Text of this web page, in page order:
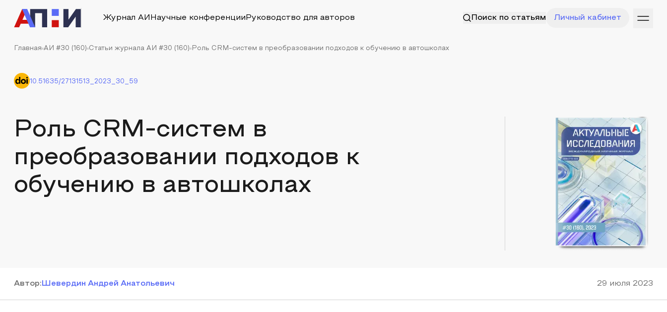
Журнал АИ Научные конференции Руководство для авторов Поиск по статьям Личный кабинет
Главная АИ #30 (160) Статьи журнала АИ #30 (160) Роль CRM-систем в преобразовании подходов к обучению в автошколах
10.51635/27131513_2023_30_59
Роль CRM-систем в
преобразовании подходов к
обучению в автошколах
Автор: Шевердин Андрей Анатольевич 29 июля 2023